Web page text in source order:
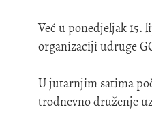
Već u ponedjeljak 15.
organizaciji udruge
U jutarnjim satima
trodnevno druženje